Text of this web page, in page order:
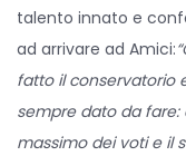
talento innato e
ad arrivare ad Amici:
fatto il conservatorio
sempre dato da
massimo dei voti e il